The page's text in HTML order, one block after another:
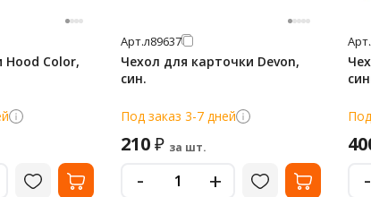
Hood Color,
Арт.л89637
Чехол для карточки Devon,
син.
Под заказ 3-7 дней
210₽ за шт.
- +
Арт.
-